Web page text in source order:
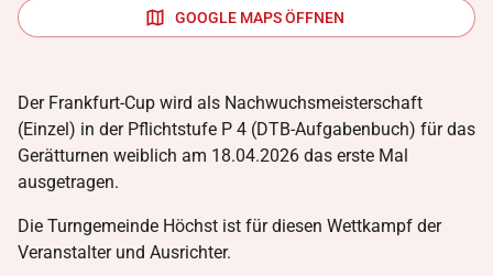
GOOGLE MAPS ÖFFNEN
Der Frankfurt-Cup wird als Nachwuchsmeisterschaft
(Einzel) in der Pflichtstufe P 4 (DTB-Aufgabenbuch) für das
Gerätturnen weiblich am 18.04.2026 das erste Mal
ausgetragen.
Die Turngemeinde Höchst ist für diesen Wettkampf der
Veranstalter und Ausrichter.